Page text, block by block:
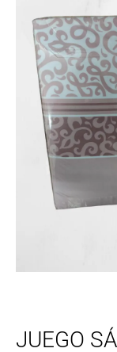
JUEGO